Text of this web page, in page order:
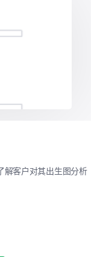
平衡的努力的看
解客户对其出生图分析